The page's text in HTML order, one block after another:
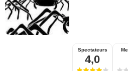
Spectateurs
4,0